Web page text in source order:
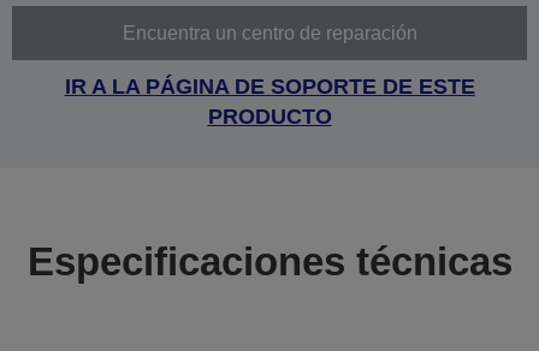
Encuentra un centro de reparación
IR A LA PÁGINA DE SOPORTE DE ESTE
PRODUCTO
Especificaciones técnicas